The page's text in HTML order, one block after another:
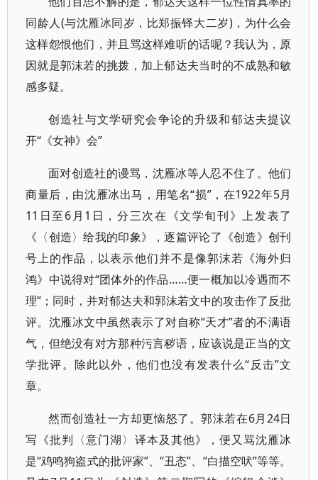
同龄人(与沈雁冰同岁，比郑振铎大二岁)，为什么会
这样怨恨他们，并且骂这样难听的话呢？我认为，原
因就是郭沫若的挑拨，加上郁达夫当时的不成熟和敏
感多疑。
创造社与文学研究会争论的升级和郁达夫提议
开“《女神》会”
面对创造社的谩骂，沈雁冰等人忍不住了。他们
商量后，由沈雁冰出马，用笔名“损”，在1922年5月
11日至6月1日，分三次在《文学旬刊》上发表了
《〈创造〉给我的印象》，逐篇评论了《创造》创刊
号上的作品，以表示他们并不是像郭沫若《海外归
鸿》中说得对“团体外的作品……便一概加以冷遇而不
理”；同时，并对郁达夫和郭沫若文中的攻击作了反批
评。沈雁冰文中虽然表示了对自称“天才”者的不满语
气，但绝没有对方那种污言秽语，应该说是正当的文
学批评。除此以外，他们也没有发表什么“反击”文
章。
然而创造社一方却更恼怒了。郭沫若在6月24日
写《批判〈意门湖〉译本及其他》，便又骂沈雁冰
是“鸡鸣狗盗式的批评家”、“丑态”、“白描空吠”等等。